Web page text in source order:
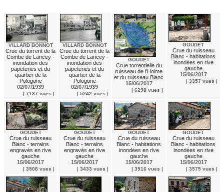
VILLARD BONNOT
Crue du torrent de la
Combe de Lancey -
inondation des
papeteries et du
quartier de la
Pologone
02/07/1939
| 7137 vues |
VILLARD BONNOT
Crue du torrent de la
Combe de Lancey -
inondation des
papeteries et du
quartier de la
Pologone
02/07/1939
| 5242 vues |
GOUDET
Crue torrentielle du
ruisseau de l'Holme
et du ruisseau Blanc
15/06/2017
| 6298 vues |
GOUDET
Crue du ruisseau
Blanc - habitations
inondées en rive
gauche
15/06/2017
| 3357 vues |
GOUDET
Crue du ruisseau
Blanc - terrains
engravés en rive
gauche
15/06/2017
| 3508 vues |
GOUDET
Crue du ruisseau
Blanc - terrains
engravés en rive
gauche
15/06/2017
| 3433 vues |
GOUDET
Crue du ruisseau
Blanc - habitations
inondées en rive
gauche
15/06/2017
| 3916 vues |
GOUDET
Crue du ruisseau
Blanc - habitations
inondées en rive
gauche
15/06/2017
| 3575 vues |